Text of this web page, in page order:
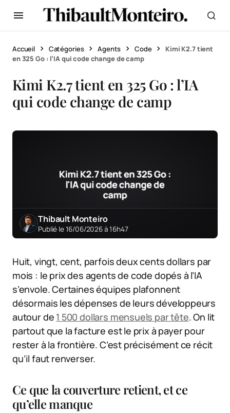
Accueil Catégories Agents Code
Kimi K2.7 tient
en 325 Go : l’IA qui code change de camp
Kimi K2.7 tient en 325 Go : l’IA
qui code change de camp
Thibault Monteiro
Publié le 16/06/2026 à 16h47
Huit, vingt, cent, parfois deux cents dollars par
mois : le prix des agents de code dopés à l’IA
s’envole. Certaines équipes plafonnent
désormais les dépenses de leurs développeurs
autour de 1 500 dollars mensuels par tête. On lit
partout que la facture est le prix à payer pour
rester à la frontière. C’est précisément ce récit
qu’il faut renverser.
Ce que la couverture retient, et ce
qu’elle manque